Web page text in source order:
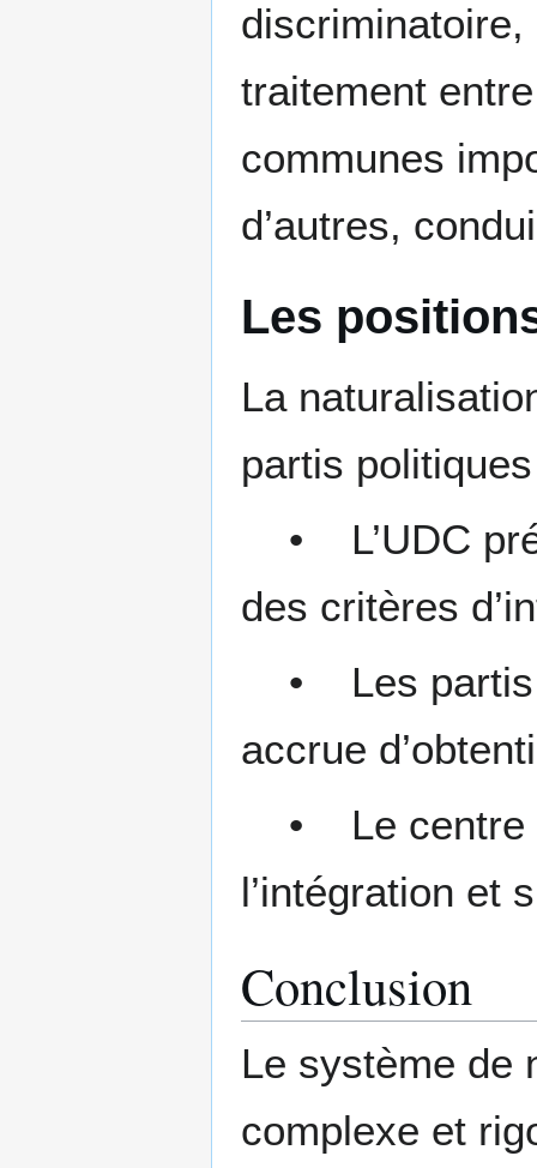
traitement
communes
d’autres,
Les
La
partis
• L’UDC
des critères
• Les partis
accrue
• Le centre
l’intégration et
Conclusion
Le système de
complexe et